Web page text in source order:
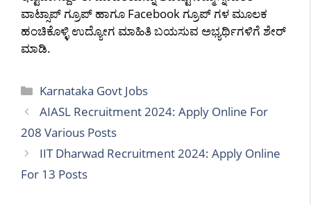
ವಾಟ್ಸಾಪ್ ಗ್ರೂಪ್ ಹಾಗೂ Facebook ಗ್ರೂಪ್ ಗಳ ಮೂಲಕ
ಹಂಚಿಕೊಳ್ಳಿ ಉದ್ಯೋಗ ಮಾಹಿತಿ ಬಯಸುವ ಅಭ್ಯರ್ಥಿಗಳಿಗೆ ಶೇರ್
ಮಾಡಿ.
Categories
Karnataka Govt Jobs
AIASL Recruitment 2024: Apply Online For
208 Various Posts
IIT Dharwad Recruitment 2024: Apply Online
For 13 Posts